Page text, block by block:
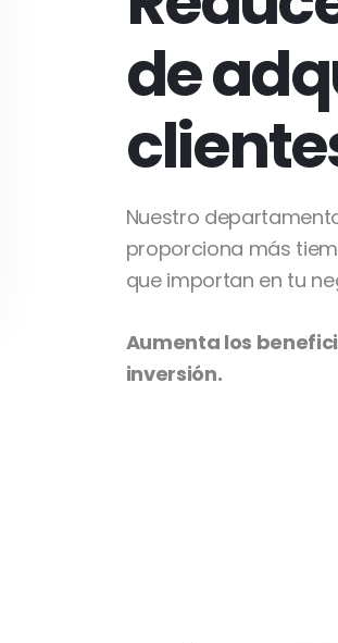
de
Nuestro
proporciona más
que importan en tu
Aumenta los
inversión.